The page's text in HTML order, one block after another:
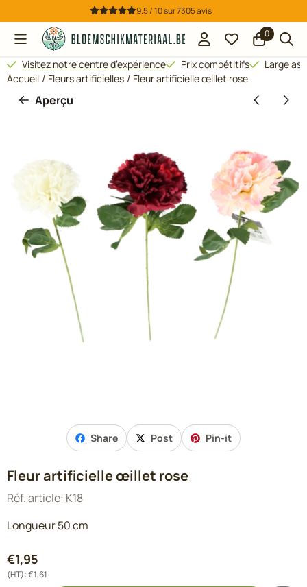
Préférences de cookies disponibles. Choisissez les
9.5 / 10sur7305avis
0
Visitez notre centre d’expérience Prix compétitifs
Large
Accueil / Fleurs artificielles / Fleur artificielle œillet rose
Aperçu
Share Post Pin-it
Fleur artificielle œillet rose
Réf. article: K18
Longueur 50 cm
€1,95
(HT):€1,61